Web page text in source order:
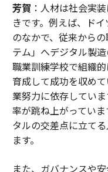
芳賀 ：人材は社会実
きです。例えば、ド
のなかで、従来から
テム」へデジタル製
職業訓練学校で組織
育成して成功を収め
業努力に依存してい
率が跳ね上がってい
タルの交差点に立て
ます。
また、ガバナンスや